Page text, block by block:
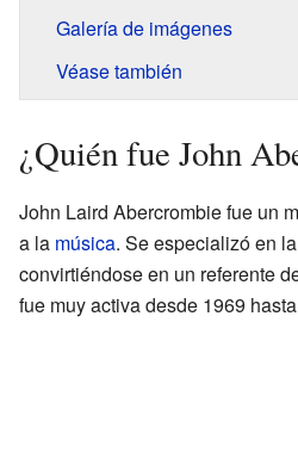
Galería de imágenes
Véase también
¿Quién fue John
John Laird Abercrombie fue un
a la música. Se especializó en la
convirtiéndose en un referente
fue muy activa desde 1969